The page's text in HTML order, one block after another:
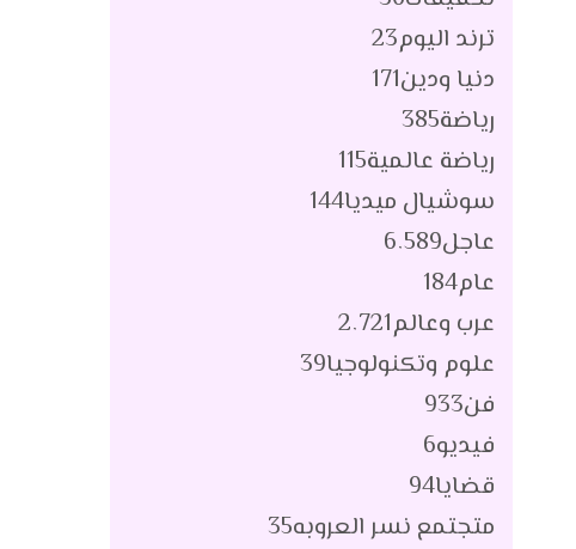
ترند اليوم23
دنيا ودين171
رياضة385
رياضة عالمية115
سوشيال ميديا144
عاجل6٬589
عام184
عرب وعالم2٬721
علوم وتكنولوجيا39
فن933
فيديو6
قضايا94
متجتمع نسر العروبه35